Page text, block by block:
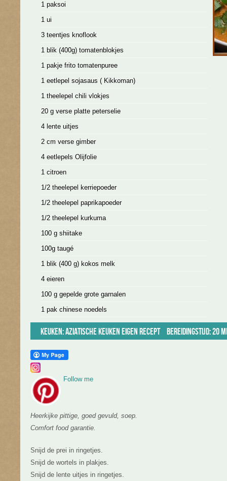
1 paksoi
1 ui
3 teentjes knoflook
1 blik (400g) tomatenblokjes
1 pakje frito tomatenpuree
1 eetlepel sojasaus ( Kikkoman)
1 theelepel chili vlokjes
20 g verse platte peterselie
4 lente uitjes
2 cm verse gimber
4 eetlepels Olijfolie
1 citroen
1/2 theelepel kerriepoeder
1/2 theelepel paprikapoeder
1/2 theelepel kurkuma
100 g shiitake
100g taugé
1 blik (400 g) kokos melk
4 eieren
100 g gepelde grote garnalen
1 pak chinese noedels
Keuken:Aziatische keuken Eigen recept Bereidingstijd: 20
Follow me
Heerkijke pittige, goed gevuld, soep.
Comfort food garantie.
Snijd de prei in ringetjes.
Snijd de wortels in plakjes.
Snijd de lente uitjes in ringetjes.